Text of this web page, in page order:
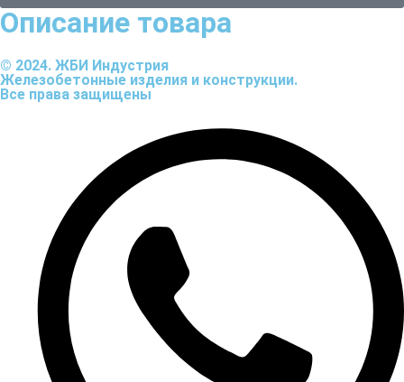
Описание товара
© 2024. ЖБИ Индустрия
Железобетонные изделия и конструкции.
Все права защищены